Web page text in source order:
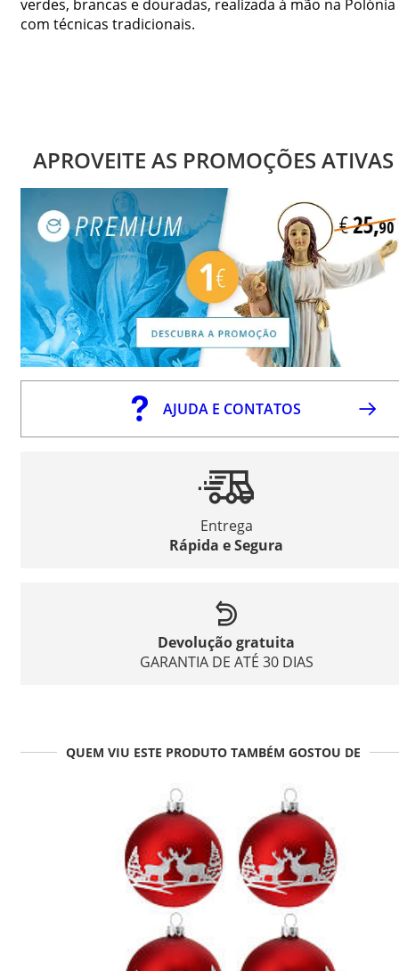
verdes, brancas e douradas, realizada à mão na Polónia
com técnicas tradicionais.
APROVEITE AS PROMOÇÕES ATIVAS
AJUDA E CONTATOS
Entrega
Rápida e Segura
Devolução gratuita
GARANTIA DE ATÉ 30 DIAS
QUEM VIU ESTE PRODUTO TAMBÉM GOSTOU DE